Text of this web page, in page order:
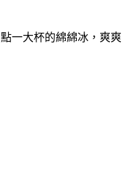
一大杯的綿綿冰，爽爽